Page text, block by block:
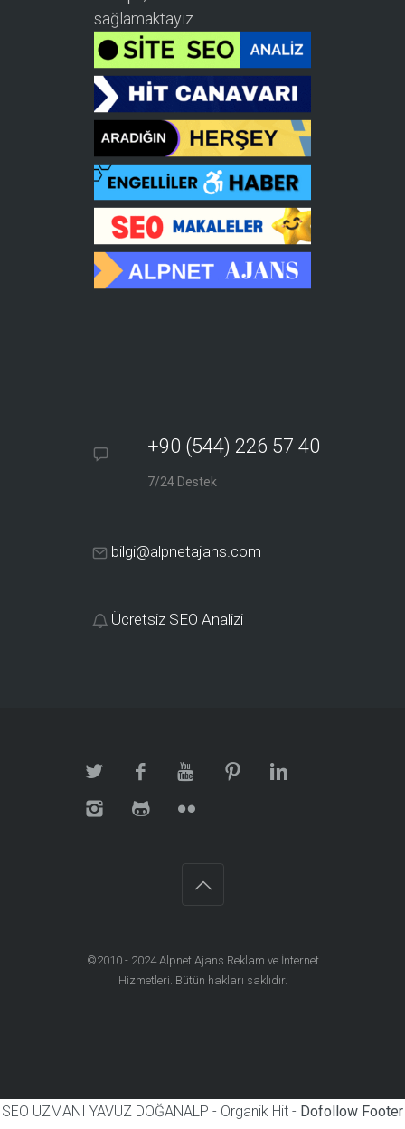
sağlamaktayız.
+90 (544) 226 57 40
7/24 Destek
bilgi@alpnetajans.com
Ücretsiz SEO Analizi
©2010 - 2024Alpnet Ajans Reklam ve İnternet
Hizmetleri . Bütün hakları saklıdır.
SEO UZMANI YAVUZ DOĞANALP - Organik Hit - Dofollow Footer